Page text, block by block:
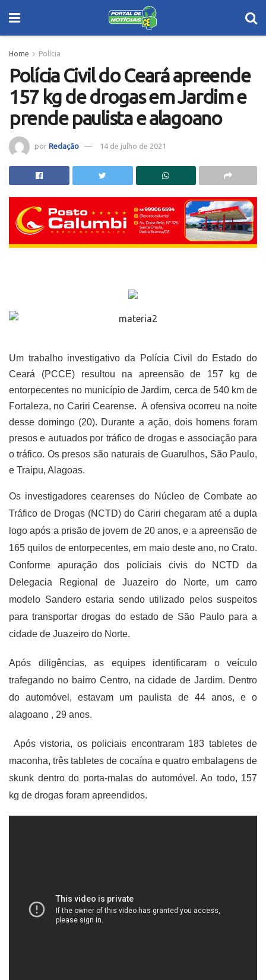
Home Polícia
Polícia Civil do Ceará apreende
157 kg de drogas em Jardim e
prende paulista e alagoano
por Redação 14 de julho de 2021
Um trabalho investigativo da Polícia Civil do Estado do
Ceará (PCCE) resultou na apreensão de 157 kg de
entorpecentes no município de Jardim, cerca de 540 km de
Fortaleza, no Cariri Cearense. A ofensiva ocorreu na noite
desse domingo (20). Durante a ação, dois homens foram
presos e autuados por tráfico de drogas e associação para
o tráfico. Os presos são naturais de Guarulhos, São Paulo,
e Traipu, Alagoas.
Os investigadores cearenses do Núcleo de Combate ao
Tráfico de Drogas (NCTD) do Cariri chegaram até a dupla
logo após a prisão de jovem de 20 anos, e a apreensão de
165 quilos de entorpecentes, em maio deste ano, no Crato.
Conforme apuração dos policiais civis do NCTD da
Delegacia Regional de Juazeiro do Norte, um carro
modelo Sandero estaria sendo utilizado pelos suspeitos
para transportar drogas do estado de São Paulo para a
cidade de Juazeiro do Norte.
Após diligências, as equipes identificaram o veículo
trafegando no bairro Centro, na cidade de Jardim. Dentro
do automóvel, estavam um paulista de 44 anos, e o
alagoano , 29 anos.
Após vistoria, os policiais encontraram 183 tabletes de
maconha, três tabletes de cocaína e quatro embalagens de
skunk dentro do porta-malas do automóvel. Ao todo, 157
kg de drogas foram apreendidos.